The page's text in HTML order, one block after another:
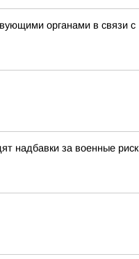
органами в связи
надбавки за военные